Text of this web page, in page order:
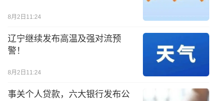
8月2日11:24
辽宁继续发布高温及强对流预
警！
8月2日11:24
事关个人贷款，六大银行发布公